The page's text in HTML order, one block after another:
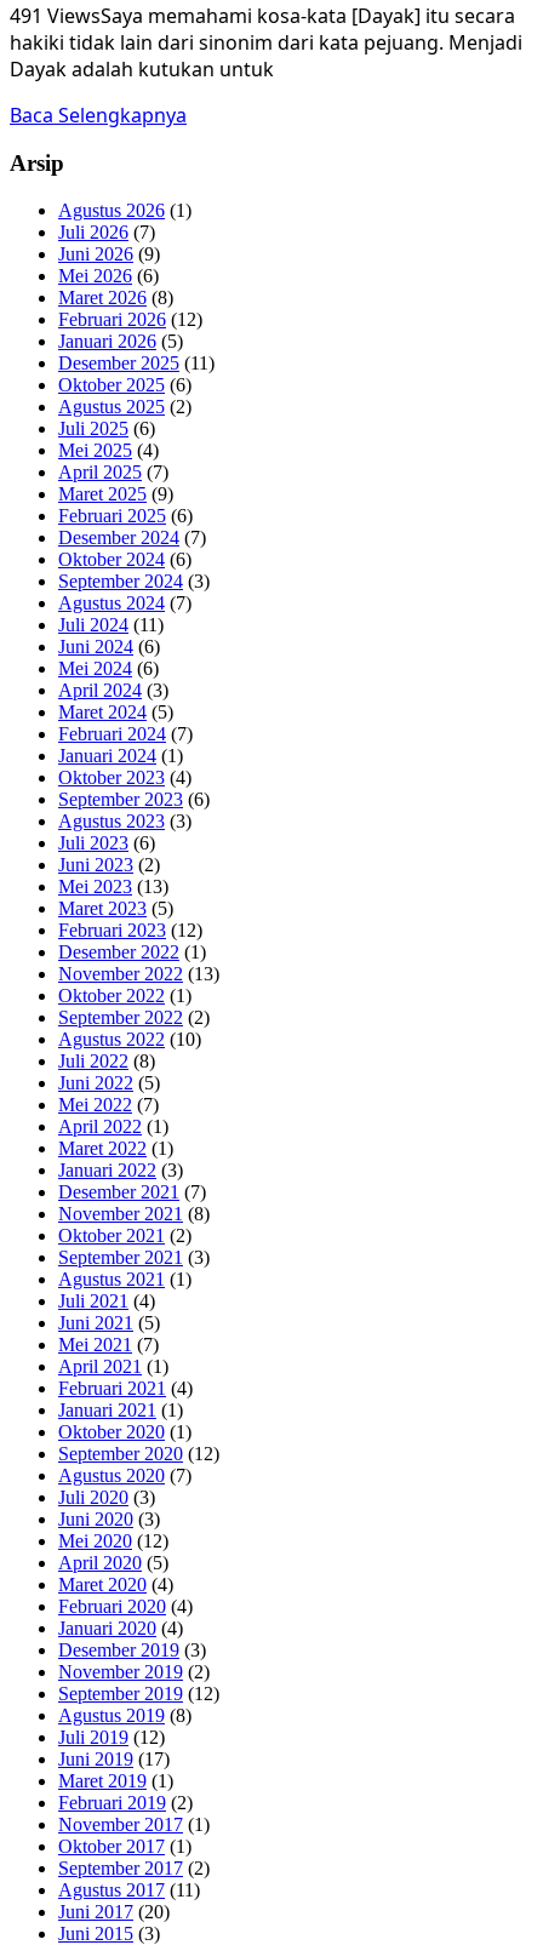
491 ViewsSaya memahami kosa-kata [Dayak] itu secara
hakiki tidak lain dari sinonim dari kata pejuang. Menjadi
Dayak adalah kutukan untuk
Baca Selengkapnya
Arsip
Agustus 2026 (1)
Juli 2026 (7)
Juni 2026 (9)
Mei 2026 (6)
Maret 2026 (8)
Februari 2026 (12)
Januari 2026 (5)
Desember 2025 (11)
Oktober 2025 (6)
Agustus 2025 (2)
Juli 2025 (6)
Mei 2025 (4)
April 2025 (7)
Maret 2025 (9)
Februari 2025 (6)
Desember 2024 (7)
Oktober 2024 (6)
September 2024 (3)
Agustus 2024 (7)
Juli 2024 (11)
Juni 2024 (6)
Mei 2024 (6)
April 2024 (3)
Maret 2024 (5)
Februari 2024 (7)
Januari 2024 (1)
Oktober 2023 (4)
September 2023 (6)
Agustus 2023 (3)
Juli 2023 (6)
Juni 2023 (2)
Mei 2023 (13)
Maret 2023 (5)
Februari 2023 (12)
Desember 2022 (1)
November 2022 (13)
Oktober 2022 (1)
September 2022 (2)
Agustus 2022 (10)
Juli 2022 (8)
Juni 2022 (5)
Mei 2022 (7)
April 2022 (1)
Maret 2022 (1)
Januari 2022 (3)
Desember 2021 (7)
November 2021 (8)
Oktober 2021 (2)
September 2021 (3)
Agustus 2021 (1)
Juli 2021 (4)
Juni 2021 (5)
Mei 2021 (7)
April 2021 (1)
Februari 2021 (4)
Januari 2021 (1)
Oktober 2020 (1)
September 2020 (12)
Agustus 2020 (7)
Juli 2020 (3)
Juni 2020 (3)
Mei 2020 (12)
April 2020 (5)
Maret 2020 (4)
Februari 2020 (4)
Januari 2020 (4)
Desember 2019 (3)
November 2019 (2)
September 2019 (12)
Agustus 2019 (8)
Juli 2019 (12)
Juni 2019 (17)
Maret 2019 (1)
Februari 2019 (2)
November 2017 (1)
Oktober 2017 (1)
September 2017 (2)
Agustus 2017 (11)
Juni 2017 (20)
Juni 2015 (3)